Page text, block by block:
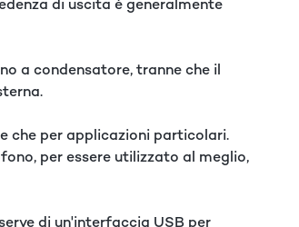
di uscita è generalmente
a condensatore, tranne che il
che per applicazioni particolari.
per essere utilizzato al meglio,
di un'interfaccia USB per